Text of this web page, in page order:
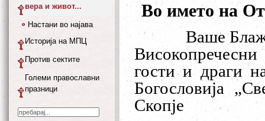
Во името на
Ваше
гости и драги
Богословија
Скопје
вера и живот...
Настани во најава
Историја на МПЦ
Против сектите
Големи православни
празници